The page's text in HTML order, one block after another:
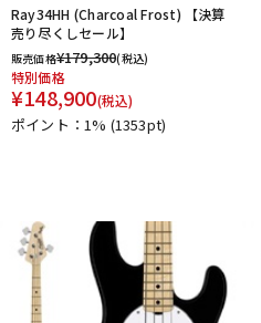
Ray34HH (Charcoal Frost) 【決算
売り尽くしセール】
販売価格¥179,300(税込)
特別価格
¥148,900(税込)
ポイント：1% (1353pt)